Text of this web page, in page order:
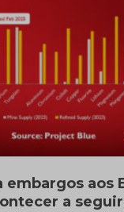
embargos aos
a